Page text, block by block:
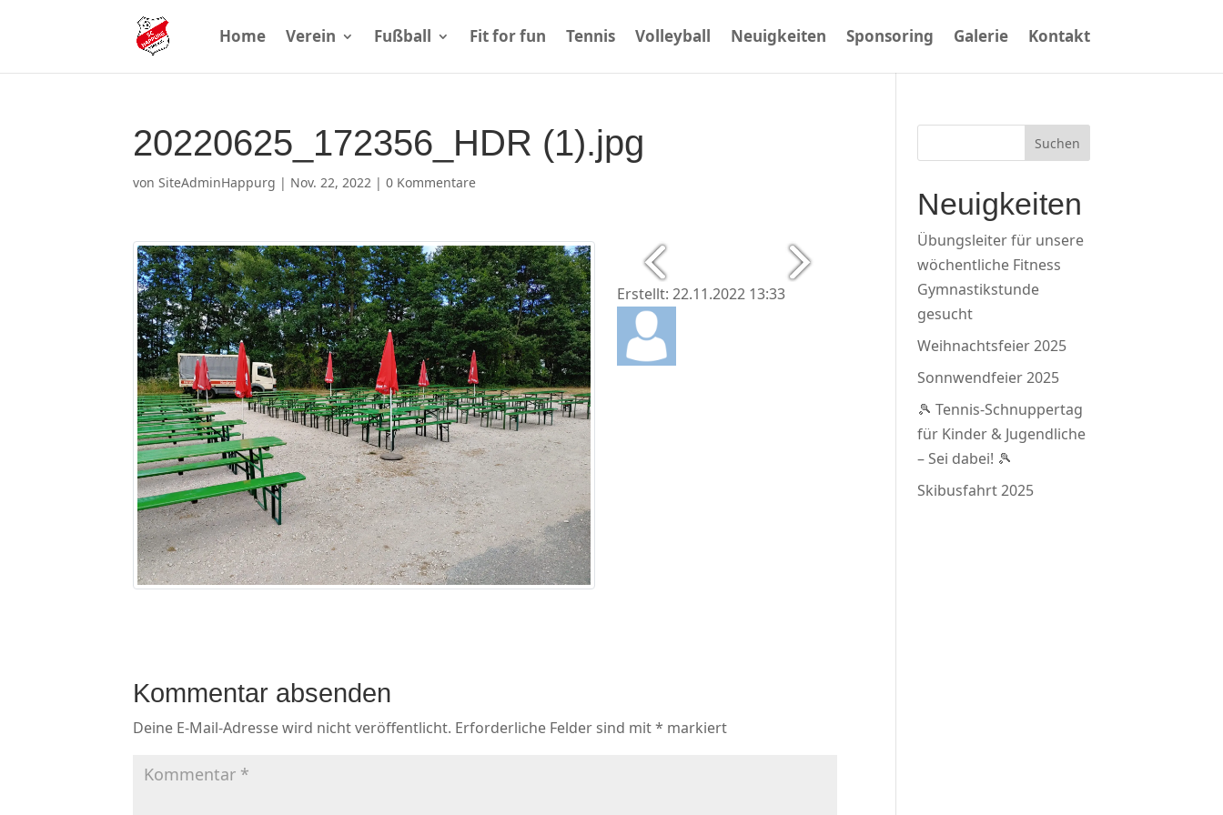
Home Verein Fußball Fit for fun Tennis Volleyball Neuigkeiten Sponsoring Galerie Kontakt
20220625_172356_HDR (1).jpg
vonSiteAdminHappurg | Nov. 22, 2022 |0 Kommentare
Erstellt: 22.11.2022 13:33
Kommentar absenden
Deine E-Mail-Adresse wird nicht veröffentlicht. Erforderliche Felder sind mit* markiert
Suchen
Neuigkeiten
Übungsleiter für unsere
wöchentliche Fitness
Gymnastikstunde
gesucht
Weihnachtsfeier 2025
Sonnwendfeier 2025
🎾 Tennis-Schnuppertag
für Kinder & Jugendliche
– Sei dabei! 🎾
Skibusfahrt 2025